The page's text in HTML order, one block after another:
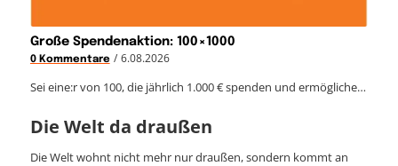
Große Spendenaktion: 100×1000
0 Kommentare / 6.08.2026
Sei eine:r von 100, die jährlich 1.000 € spenden und ermögliche…
Die Welt da draußen
Die Welt wohnt nicht mehr nur draußen, sondern kommt an